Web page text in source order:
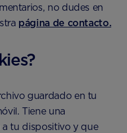
no dudes en
página de contacto.
guardado en tu
Tiene una
tu dispositivo y que